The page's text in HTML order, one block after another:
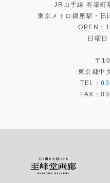
JR山手線 有楽町
東京メトロ銀座駅・
OPEN：
日曜
〒
東京都中
TEL：
FAX：